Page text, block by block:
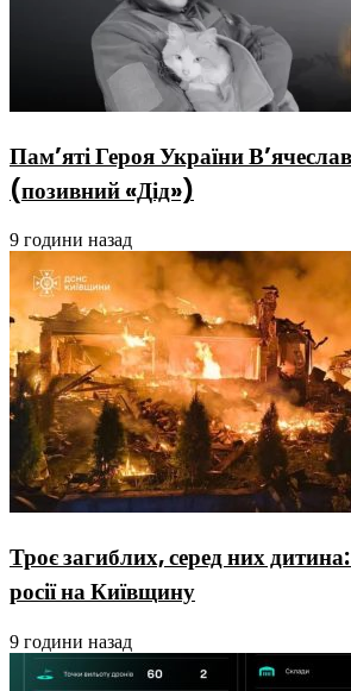
Пам’яті Героя України
(позивний «Дід»)
9 години назад
Троє загиблих, серед них
росії на Київщину
9 години назад